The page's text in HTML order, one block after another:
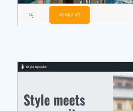
व्यू का चयन करें